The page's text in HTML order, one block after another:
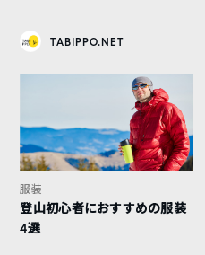
TABIPPO.NET
服装
登山初心者におすすめの服装
4選